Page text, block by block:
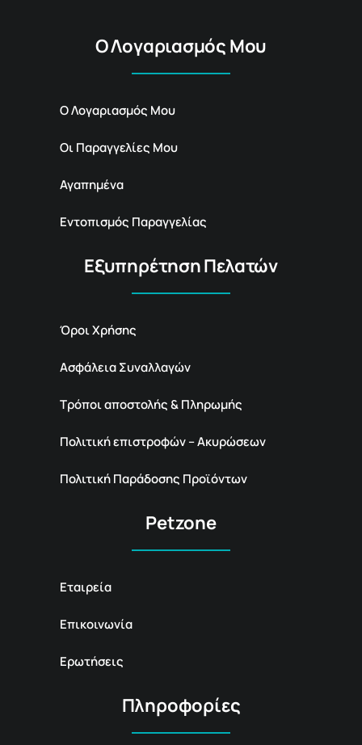
Ο Λογαριασμός Μου
Ο Λογαριασμός Μου
Οι Παραγγελίες Μου
Αγαπημένα
Εντοπισμός Παραγγελίας
Εξυπηρέτηση Πελατών
Όροι Χρήσης
Ασφάλεια Συναλλαγών
Τρόποι αποστολής & Πληρωμής
Πολιτική επιστροφών – Ακυρώσεων
Πολιτική Παράδοσης Προϊόντων
Petzone
Εταιρεία
Επικοινωνία
Ερωτήσεις
Πληροφορίες